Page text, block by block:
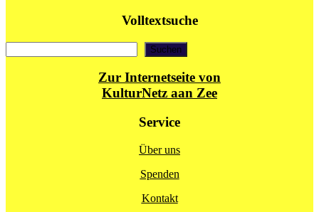
Volltextsuche
Suchen
Zur Internetseite von
KulturNetz aan Zee
Service
Über uns
Spenden
Kontakt